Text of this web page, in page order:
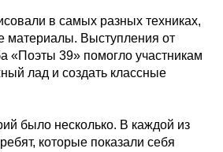
в самых разных техниках,
материалы. Выступления от
«Поэты 39» помогло участникам
лад и создать классные
было несколько. В каждой из
которые показали себя